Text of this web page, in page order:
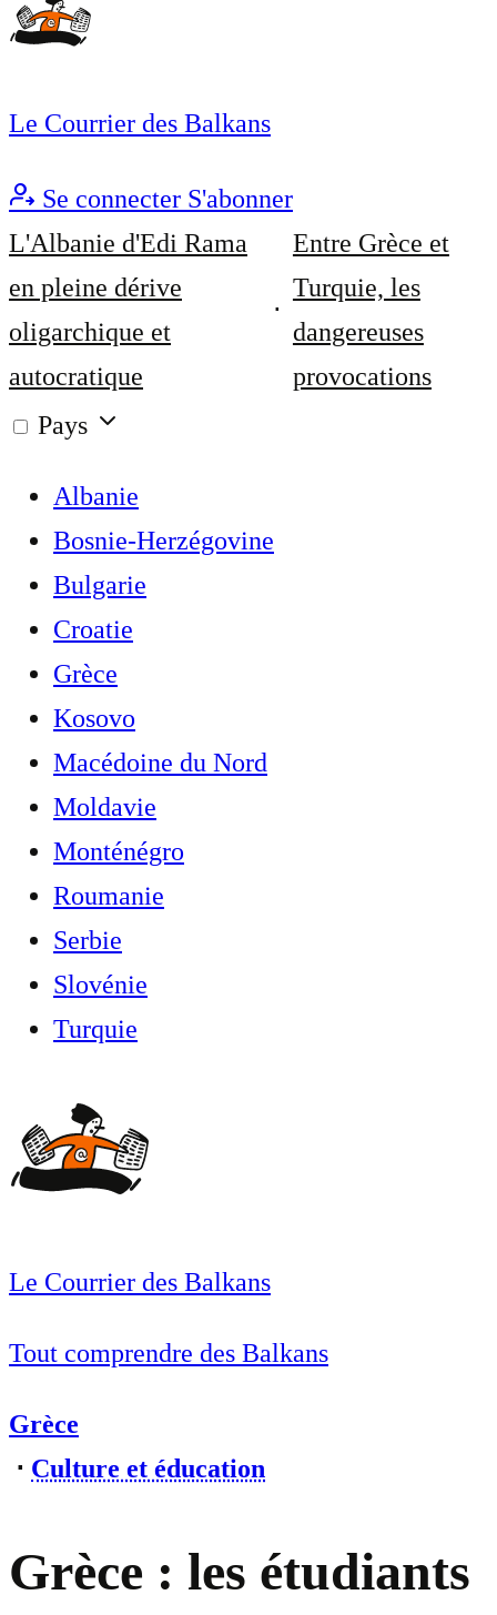
Le Courrier des Balkans
Se connecter S'abonner
L'Albanie d'Edi Rama
en pleine dérive
oligarchique et
autocratique
Entre Grèce et
Turquie, les
dangereuses
provocations
Pays
Albanie
Bosnie-Herzégovine
Bulgarie
Croatie
Grèce
Kosovo
Macédoine du Nord
Moldavie
Monténégro
Roumanie
Serbie
Slovénie
Turquie
Le Courrier des Balkans
Tout comprendre des Balkans
Grèce
⋅ Culture et éducation
Grèce : les étudiants